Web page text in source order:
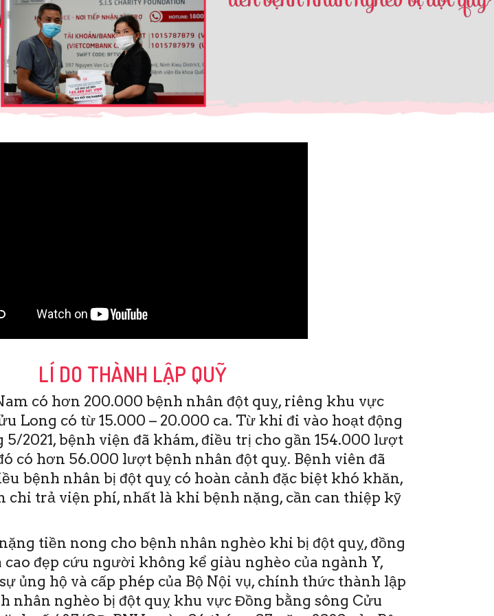
LÍ DO THÀNH LẬP QUỸ
có hơn 200.000 bệnh nhân đột quỵ, riêng khu vực
Long có từ 15.000 – 20.000 ca. Từ khi đi vào hoạt động
5/2021, bệnh viện đã khám, điều trị cho gần 154.000 lượt
có hơn 56.000 lượt bệnh nhân đột quỵ. Bệnh viên đã
bệnh nhân bị đột quỵ có hoàn cảnh đặc biệt khó khăn,
chi trả viện phí, nhất là khi bệnh nặng, cần can thiệp kỹ
tiền nong cho bệnh nhân nghèo khi bị đột quỵ, đồng
đẹp cứu người không kể giàu nghèo của ngành Y,
ủng hộ và cấp phép của Bộ Nội vụ, chính thức thành lập
nhân nghèo bị đột quỵ khu vực Đồng bằng sông Cửu